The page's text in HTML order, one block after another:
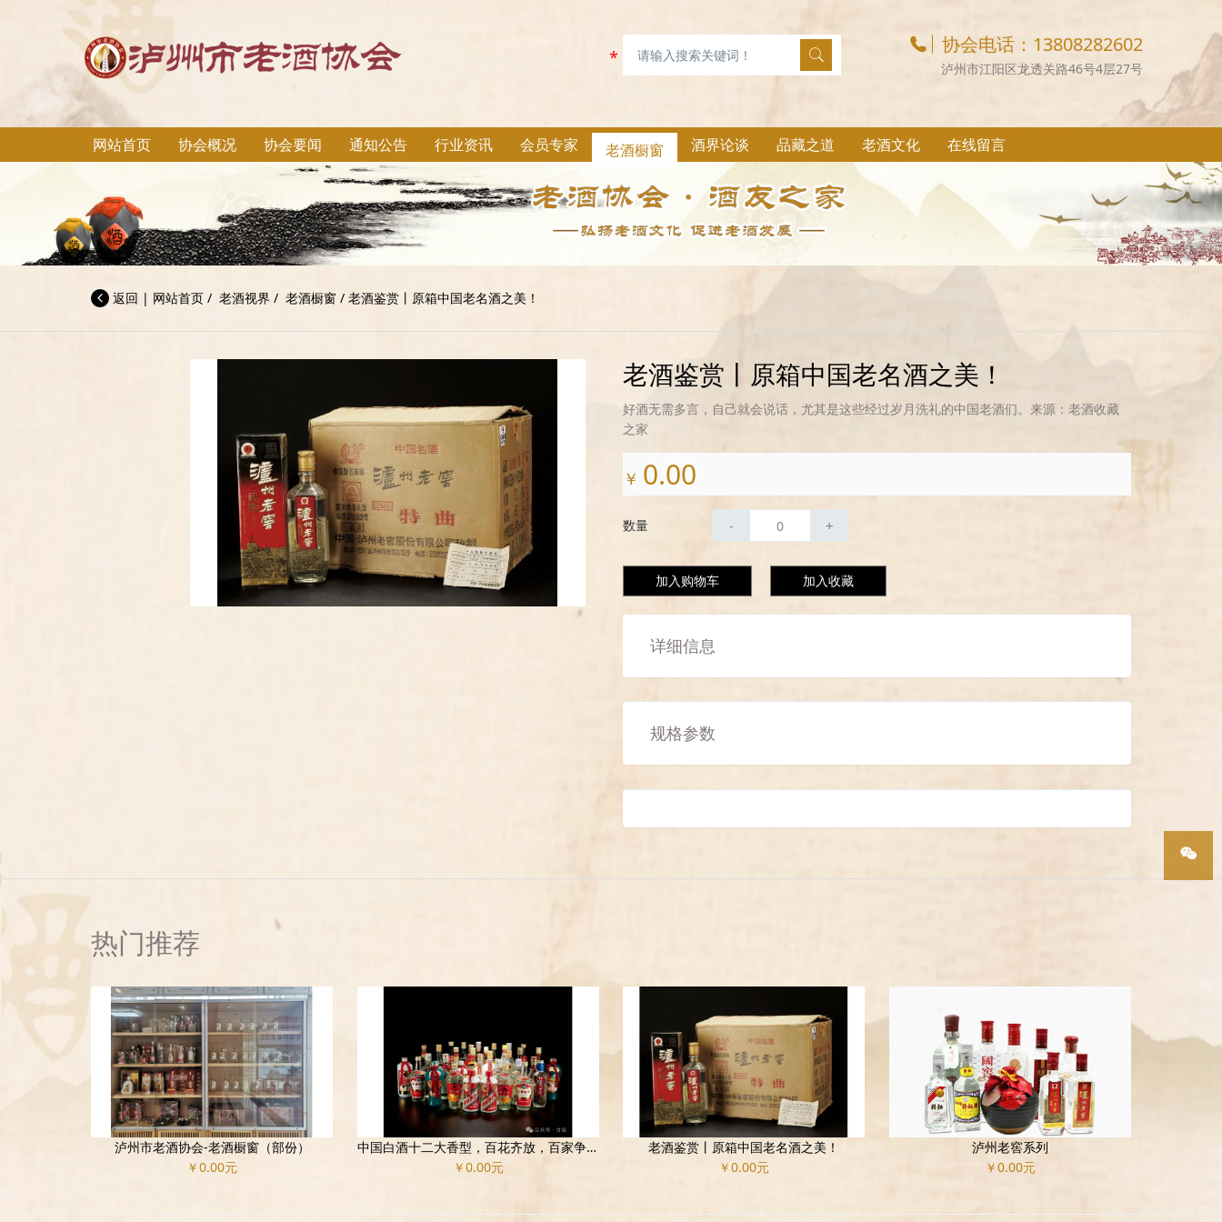
协会电话：13808282602
泸州市江阳区龙透关路46号4层27号
网站首页 协会概况 协会要闻 通知公告 行业资讯 会员专家 老酒橱窗 酒界论谈 品藏之道 老酒文化 在线留言
返回 | 网站首页 / 老酒视界 / 老酒橱窗 /老酒鉴赏丨原箱中国老名酒之美！
老酒鉴赏丨原箱中国老名酒之美！
好酒无需多言，自己就会说话，尤其是这些经过岁月洗礼的中国老酒们。来源：老酒收藏
之家
￥ 0.00
数量 - +
加入收藏
加入购物车
详细信息
规格参数
热门推荐
泸州市老酒协会-老酒橱窗（部份）
￥0.00元
中国白酒十二大香型，百花齐放，百家争鸣！
￥0.00元
老酒鉴赏丨原箱中国老名酒之美！
￥0.00元
泸州老窖系列
￥0.00元